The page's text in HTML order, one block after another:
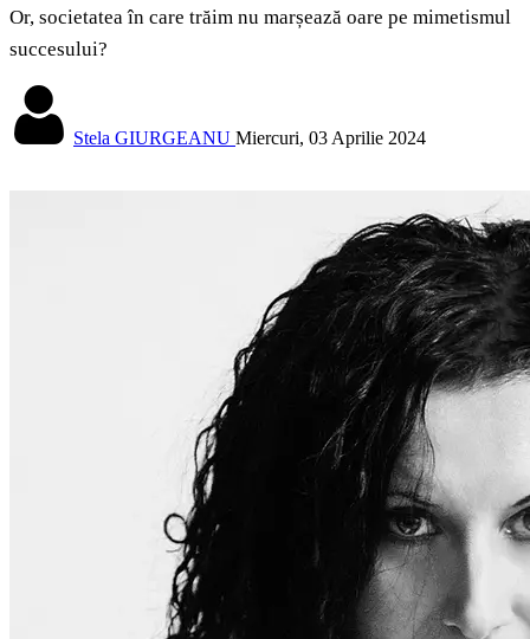
Or, societatea în care trăim nu marșează oare pe mimetismul
succesului?
Stela GIURGEANU Miercuri, 03 Aprilie 2024